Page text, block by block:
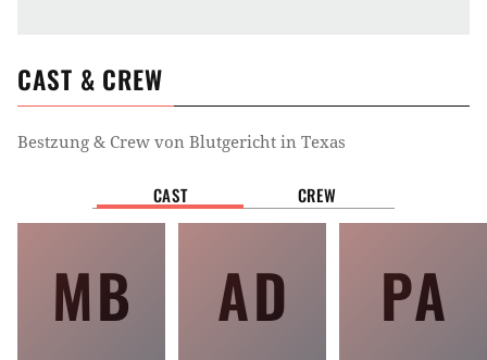
CAST & CREW
Bestzung & Crew von Blutgericht in Texas
CAST CREW
MB AD PA